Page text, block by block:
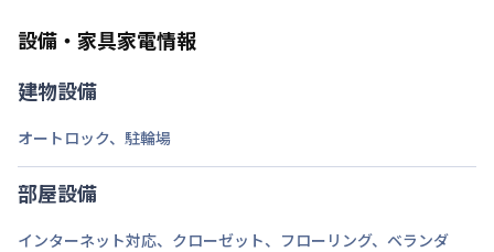
ショート（30日〜90日未満）：2,200円/回
年用）8,800円（初回）
ご自身でご用意いただき持ち込みも可能です。
設備・家具家電情報
建物設備
オートロック、 駐輪場
部屋設備
インターネット対応、 クローゼット、 フローリング、 ベランダ